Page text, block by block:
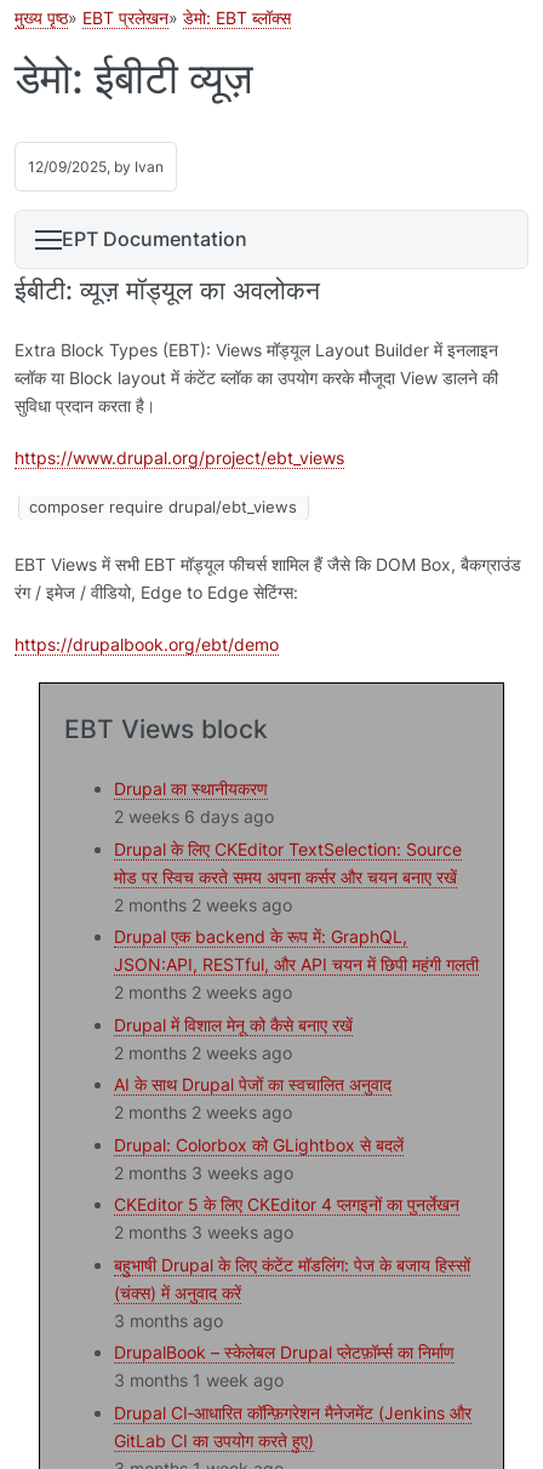
मुख्य पृष्ठ EBT प्रलेखन डेमो: EBT ब्लॉक्स
डेमो: ईबीटी व्यूज़
12/09/2025, by Ivan
EPT Documentation
ईबीटी: व्यूज़ मॉड्यूल का अवलोकन
Extra Block Types (EBT): Views मॉड्यूल Layout Builder में इनलाइन
ब्लॉक या Block layout में कंटेंट ब्लॉक का उपयोग करके मौजूदा View डालने की
सुविधा प्रदान करता है।
https://www.drupal.org/project/ebt_views
composer require drupal/ebt_views
EBT Views में सभी EBT मॉड्यूल फीचर्स शामिल हैं जैसे कि DOM Box, बैकग्राउंड
रंग / इमेज / वीडियो, Edge to Edge सेटिंग्स:
https://drupalbook.org/ebt/demo
EBT Views block
Drupal का स्थानीयकरण
2 weeks 6 days ago
Drupal के लिए CKEditor TextSelection: Source
मोड पर स्विच करते समय अपना कर्सर और चयन बनाए रखें
2 months 2 weeks ago
Drupal एक backend के रूप में: GraphQL,
JSON:API, RESTful, और API चयन में छिपी महंगी गलती
2 months 2 weeks ago
Drupal में विशाल मेनू को कैसे बनाए रखें
2 months 2 weeks ago
AI के साथ Drupal पेजों का स्वचालित अनुवाद
2 months 2 weeks ago
Drupal: Colorbox को GLightbox से बदलें
2 months 3 weeks ago
CKEditor 5 के लिए CKEditor 4 प्लगइनों का पुनर्लेखन
2 months 3 weeks ago
बहुभाषी Drupal के लिए कंटेंट मॉडलिंग: पेज के बजाय हिस्सों
(चंक्स) में अनुवाद करें
3 months ago
DrupalBook – स्केलेबल Drupal प्लेटफ़ॉर्म्स का निर्माण
3 months 1 week ago
Drupal CI‑आधारित कॉन्फ़िगरेशन मैनेजमेंट (Jenkins और
GitLab CI का उपयोग करते हुए)